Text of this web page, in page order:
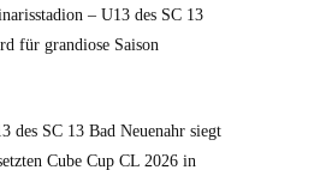
– U13 des SC 13
für grandiose Saison
des SC 13 Bad Neuenahr siegt
Cube Cup CL 2026 in